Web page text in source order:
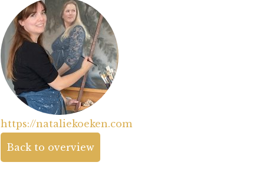
https://nataliekoeken.com
Back to overview